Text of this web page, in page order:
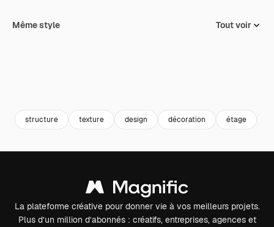
Même style Tout voir
structure texture design décoration étage
La plateforme créative pour donner vie à vos meilleurs projets.
Plus d’un million d’abonnés : créatifs, entreprises, agences et